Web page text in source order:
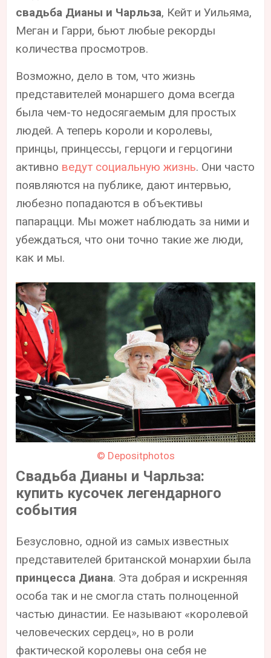
свадьба Дианы и Чарльза, Кейт и Уильяма,
Меган и Гарри, бьют любые рекорды
количества просмотров.
Возможно, дело в том, что жизнь
представителей монаршего дома всегда
была чем-то недосягаемым для простых
людей. А теперь короли и королевы,
принцы, принцессы, герцоги и герцогини
активно ведут социальную жизнь. Они часто
появляются на публике, дают интервью,
любезно попадаются в объективы
папарацци. Мы может наблюдать за ними и
убеждаться, что они точно такие же люди,
как и мы.
© Depositphotos
Свадьба Дианы и Чарльза:
купить кусочек легендарного
события
Безусловно, одной из самых известных
представителей британской монархии была
принцесса Диана. Эта добрая и искренняя
особа так и не смогла стать полноценной
частью династии. Ее называют «королевой
человеческих сердец», но в роли
фактической королевы она себя не